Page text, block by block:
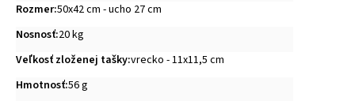
Rozmer:50x42 cm - ucho 27 cm
Nosnosť:20 kg
Veľkosť zloženej tašky:vrecko - 11x11,5 cm
Hmotnosť:56 g